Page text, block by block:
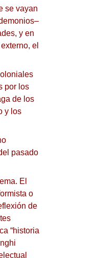
se vayan
y en
el
por los
de los
y los
pasado
El
o
de
“historia